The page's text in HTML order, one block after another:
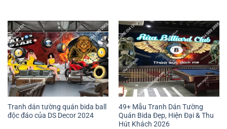
Tranh dán tường quán bida ball
độc đáo của DS Decor 2024
49+ Mẫu Tranh Dán Tường
Quán Bida Đẹp, Hiện Đại & Thu
Hút Khách 2026